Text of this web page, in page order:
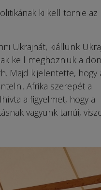
ki kell törnie az
Ukrajnát, kiállunk
kell meghozniuk a
Majd kijelentette, hogy
Afrika szerepét a
a figyelmet, hogy a
vagyunk tanúi,